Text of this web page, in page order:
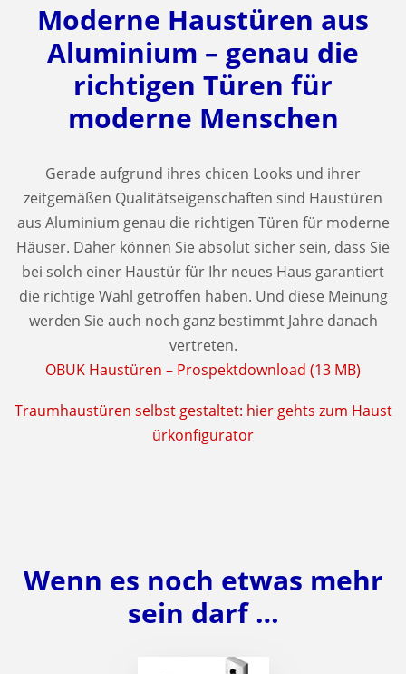
Moderne Haustüren aus
Aluminium – genau die
richtigen Türen für
moderne Menschen
Gerade aufgrund ihres chicen Looks und ihrer
zeitgemäßen Qualitätseigenschaften sind Haustüren
aus Aluminium genau die richtigen Türen für moderne
Häuser. Daher können Sie absolut sicher sein, dass Sie
bei solch einer Haustür für Ihr neues Haus garantiert
die richtige Wahl getroffen haben. Und diese Meinung
werden Sie auch noch ganz bestimmt Jahre danach
vertreten.
OBUK Haustüren – Prospektdownload (13 MB)
Traumhaustüren selbst gestaltet: hier gehts zum Haust
ürkonfigurator
Wenn es noch etwas mehr
sein darf …